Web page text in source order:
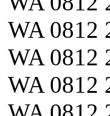
WA 0812
WA 0812
WA 0812